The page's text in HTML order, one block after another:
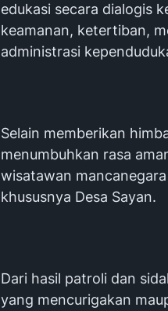
edukasi secara dialogis
keamanan, ketertiban,
administrasi
Selain memberikan
menumbuhkan rasa
wisatawan
khususnya Desa Sayan.
Dari hasil patroli dan
yang mencurigakan